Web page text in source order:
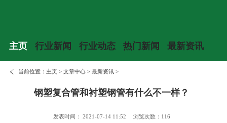
主页 行业新闻 行业动态 热门新闻 最新资讯
当前位置：主页 >文章中心 >最新资讯 >
钢塑复合管和衬塑钢管有什么不一样？
发表时间： 2021-07-14 11:52 浏览次数：116